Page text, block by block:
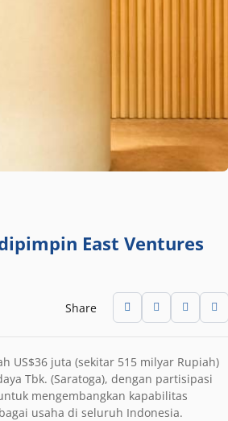
East Ventures
Share
US$36 juta (sekitar 515 milyar Rupiah)
Tbk. (Saratoga), dengan partisipasi
mengembangkan kapabilitas
usaha di seluruh Indonesia.